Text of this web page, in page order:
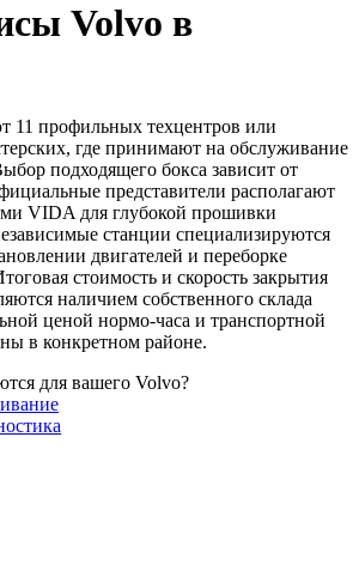
Volvo в
11 профильных техцентров или
где принимают на обслуживание
подходящего бокса зависит от
представители располагают
VIDA для глубокой прошивки
станции специализируются
двигателей и переборке
стоимость и скорость закрытия
наличием собственного склада
ценой нормо-часа и транспортной
в конкретном районе.
для вашего Volvo?